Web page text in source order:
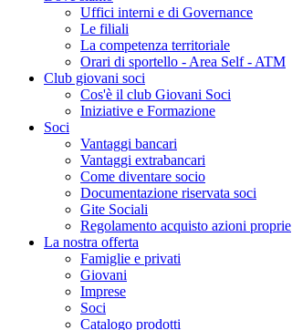
Uffici interni e di Governance
Le filiali
La competenza territoriale
Orari di sportello - Area Self - ATM
Club giovani soci
Cos'è il club Giovani Soci
Iniziative e Formazione
Soci
Vantaggi bancari
Vantaggi extrabancari
Come diventare socio
Documentazione riservata soci
Gite Sociali
Regolamento acquisto azioni proprie
La nostra offerta
Famiglie e privati
Giovani
Imprese
Soci
Catalogo prodotti